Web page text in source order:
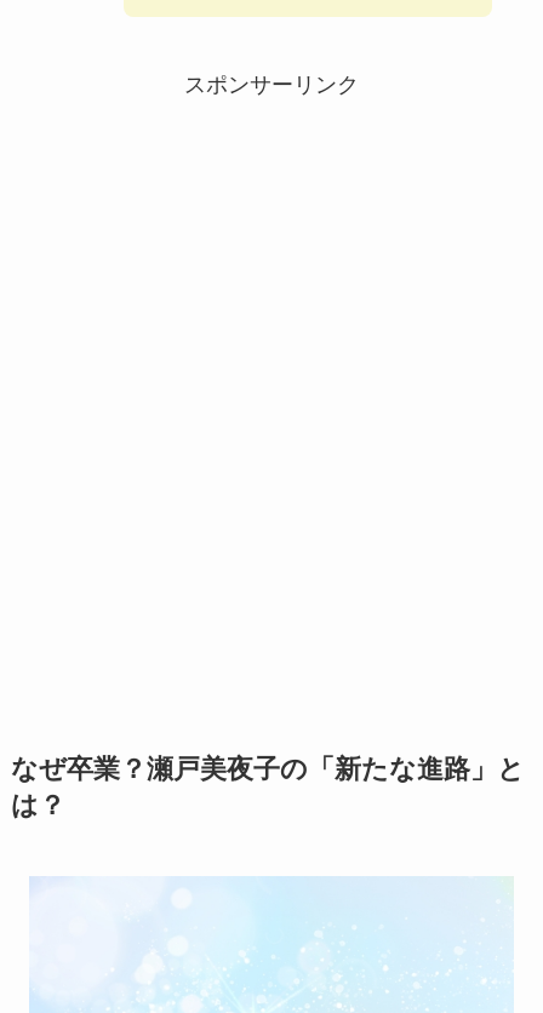
スポンサーリンク
なぜ卒業？瀬戸美夜子の「新たな進路」と
は？